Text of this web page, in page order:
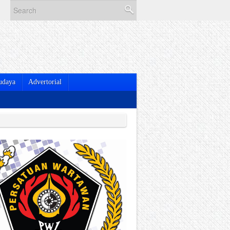
Advertorial